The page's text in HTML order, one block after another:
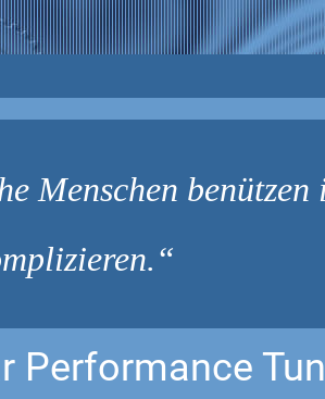
Menschen
Performance